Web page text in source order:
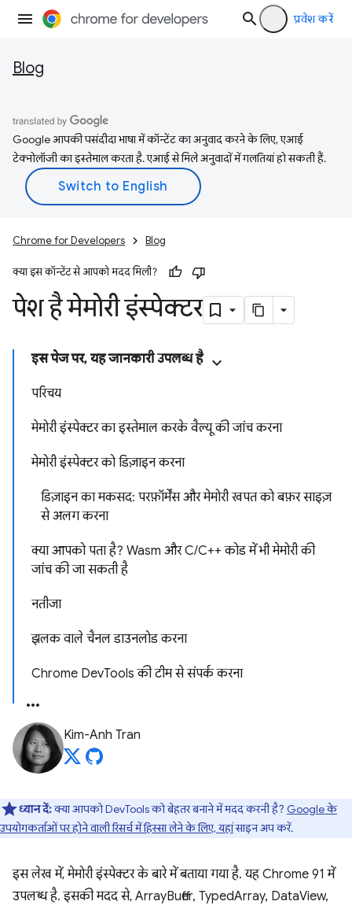
प्रवेश करें
Blog
Google आपकी पसंदीदा भाषा में कॉन्टेंट का अनुवाद करने के लिए, एआई
टेक्नोलॉजी का इस्तेमाल करता है. एआई से मिले अनुवादों में गलतियां हो सकती हैं.
Chrome for Developers Blog
क्या इस कॉन्टेंट से आपको मदद मिली?
पेश है मेमोरी इंस्पेक्टर
इस पेज पर, यह जानकारी उपलब्ध है
परिचय
मेमोरी इंस्पेक्टर का इस्तेमाल करके वैल्यू की जांच करना
मेमोरी इंस्पेक्टर को डिज़ाइन करना
डिज़ाइन का मकसद: परफ़ॉर्मेंस और मेमोरी खपत को बफ़र साइज़
से अलग करना
क्या आपको पता है? Wasm और C/C++ कोड में भी मेमोरी की
जांच की जा सकती है
नतीजा
झलक वाले चैनल डाउनलोड करना
Chrome DevTools की टीम से संपर्क करना
Kim-Anh Tran
ध्यान दें:क्या आपको DevTools को बेहतर बनाने में मदद करनी है? Google के
उपयोगकर्ताओं पर होने वाली रिसर्च में हिस्सा लेने के लिए, यहांसाइन अप करें.
इस लेख में, मेमोरी इंस्पेक्टर के बारे में बताया गया है. यह Chrome 91 में
उपलब्ध है. इसकी मदद से, ArrayBuffer, TypedArray, DataView,